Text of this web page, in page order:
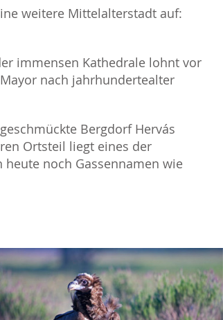
weitere Mittelalterstadt auf:
immensen Kathedrale lohnt vor
nach jahrhundertealter
Bergdorf Hervás
Ortsteil liegt eines der
noch Gassennamen wie